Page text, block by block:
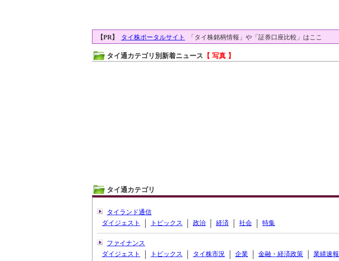
【PR】 タイ株ポータルサイト 「タイ株銘柄情報」や「証券口座比較」はここ
タイ通カテゴリ別新着ニュース 【 写真 】
タイ通カテゴリ
タイランド通信
ダイジェスト
トピックス 政治 経済 社会 特集
ファイナンス
ダイジェスト
トピックス タイ株市況 企業 金融・経済政策 業績速報